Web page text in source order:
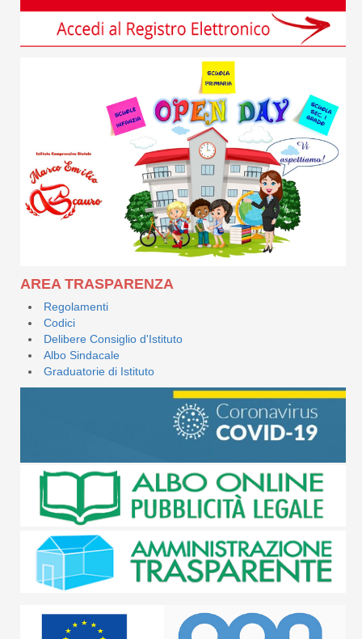
AREA TRASPARENZA
Regolamenti
Codici
Delibere Consiglio d'Istituto
Albo Sindacale
Graduatorie di Istituto